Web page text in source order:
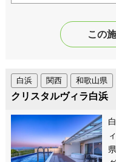
この
関西 和歌山県
白浜
クリスタルヴィラ白浜